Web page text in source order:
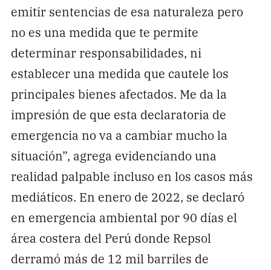
emitir sentencias de esa naturaleza pero
no es una medida que te permite
determinar responsabilidades, ni
establecer una medida que cautele los
principales bienes afectados. Me da la
impresión de que esta declaratoria de
emergencia no va a cambiar mucho la
situación”, agrega evidenciando una
realidad palpable incluso en los casos más
mediáticos. En enero de 2022, se declaró
en emergencia ambiental por 90 días el
área costera del Perú donde Repsol
derramó más de 12 mil barriles de